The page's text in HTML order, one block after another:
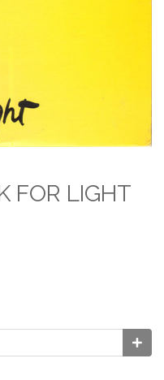
FOR LIGHT